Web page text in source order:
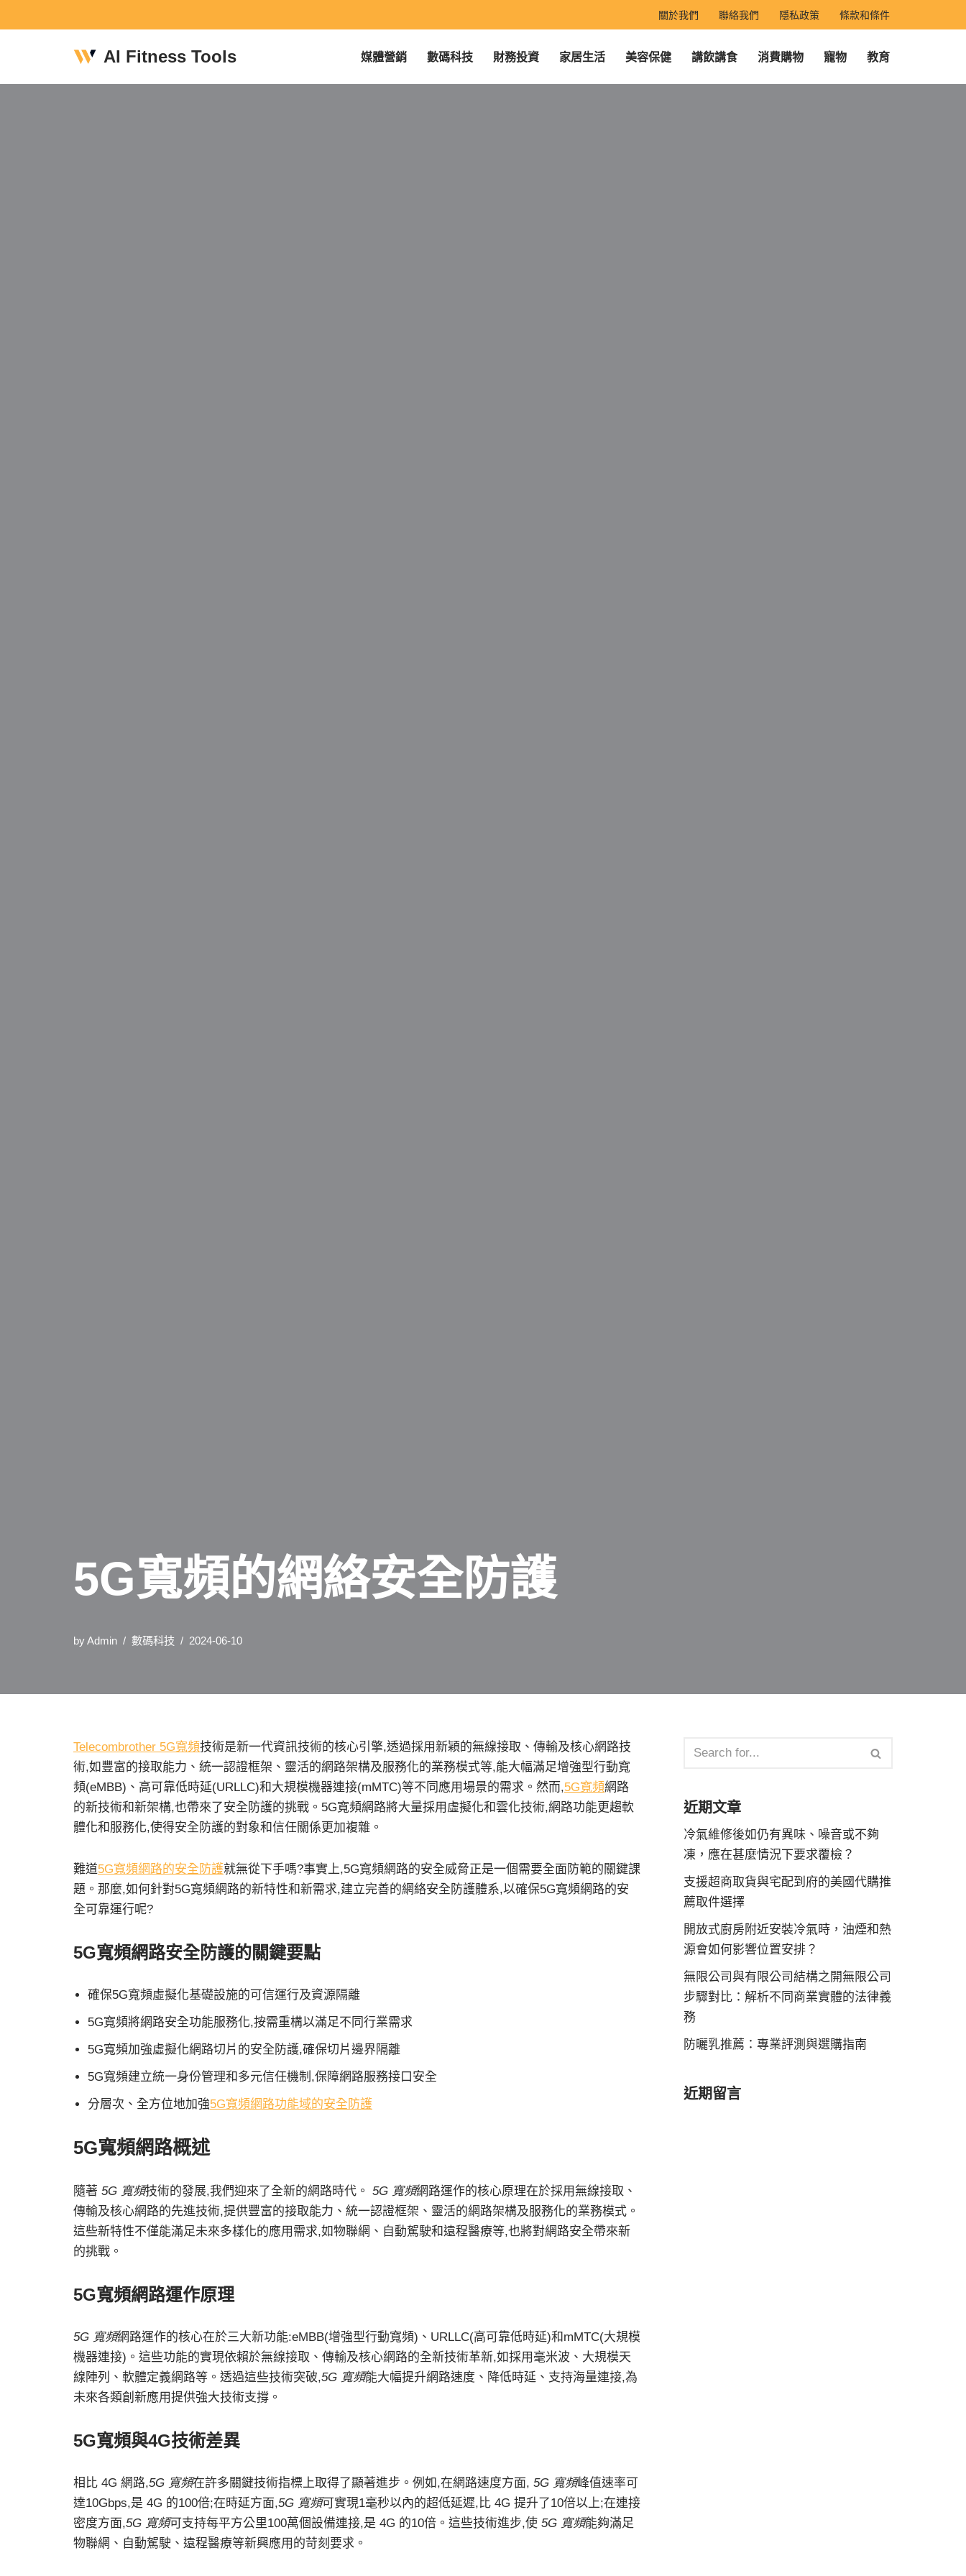
關於我們 聯絡我們 隱私政策 條款和條件
AI Fitness Tools 媒體營銷 數碼科技 財務投資 家居生活 美容保健 講飲講食 消費購物 寵物 教育
5G寬頻的網絡安全防護
byAdmin 數碼科技 2024-06-10
Telecombrother 5G寬頻技術是新一代資訊技術的核心引擎,透過採用新穎的無線接取、傳輸及核心網路技
術,如豐富的接取能力、統一認證框架、靈活的網路架構及服務化的業務模式等,能大幅滿足增強型行動寬
頻(eMBB)、高可靠低時延(URLLC)和大規模機器連接(mMTC)等不同應用場景的需求。然而,5G寬頻網路
的新技術和新架構,也帶來了安全防護的挑戰。5G寬頻網路將大量採用虛擬化和雲化技術,網路功能更趨軟
體化和服務化,使得安全防護的對象和信任關係更加複雜。
難道5G寬頻網路的安全防護就無從下手嗎?事實上,5G寬頻網路的安全威脅正是一個需要全面防範的關鍵課
題。那麼,如何針對5G寬頻網路的新特性和新需求,建立完善的網絡安全防護體系,以確保5G寬頻網路的安
全可靠運行呢?
5G寬頻網路安全防護的關鍵要點
確保5G寬頻虛擬化基礎設施的可信運行及資源隔離
5G寬頻將網路安全功能服務化,按需重構以滿足不同行業需求
5G寬頻加強虛擬化網路切片的安全防護,確保切片邊界隔離
5G寬頻建立統一身份管理和多元信任機制,保障網路服務接口安全
分層次、全方位地加強5G寬頻網路功能域的安全防護
5G寬頻網路概述
隨著 5G 寬頻技術的發展,我們迎來了全新的網路時代。 5G 寬頻網路運作的核心原理在於採用無線接取、
傳輸及核心網路的先進技術,提供豐富的接取能力、統一認證框架、靈活的網路架構及服務化的業務模式。
這些新特性不僅能滿足未來多樣化的應用需求,如物聯網、自動駕駛和遠程醫療等,也將對網路安全帶來新
的挑戰。
5G寬頻網路運作原理
5G 寬頻網路運作的核心在於三大新功能:eMBB(增強型行動寬頻)、URLLC(高可靠低時延)和mMTC(大規模
機器連接)。這些功能的實現依賴於無線接取、傳輸及核心網路的全新技術革新,如採用毫米波、大規模天
線陣列、軟體定義網路等。透過這些技術突破,5G 寬頻能大幅提升網路速度、降低時延、支持海量連接,為
未來各類創新應用提供強大技術支撐。
5G寬頻與4G技術差異
相比 4G 網路,5G 寬頻在許多關鍵技術指標上取得了顯著進步。例如,在網路速度方面, 5G 寬頻峰值速率可
達10Gbps,是 4G 的100倍;在時延方面,5G 寬頻可實現1毫秒以內的超低延遲,比 4G 提升了10倍以上;在連接
密度方面,5G 寬頻可支持每平方公里100萬個設備連接,是 4G 的10倍。這些技術進步,使 5G 寬頻能夠滿足
物聯網、自動駕駛、遠程醫療等新興應用的苛刻要求。
近期文章
冷氣維修後如仍有異味、噪音或不夠
凍，應在甚麼情況下要求覆檢？
支援超商取貨與宅配到府的美國代購推
薦取件選擇
開放式廚房附近安裝冷氣時，油煙和熱
源會如何影響位置安排？
無限公司與有限公司結構之開無限公司
步驟對比：解析不同商業實體的法律義
務
防曬乳推薦：專業評測與選購指南
近期留言